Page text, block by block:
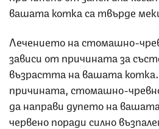
вашата котка са твърде
Лечението на стомашно-
зависи от причината за
възрастта на вашата
причината, стомашно-
да направи дупето на
червено поради силно